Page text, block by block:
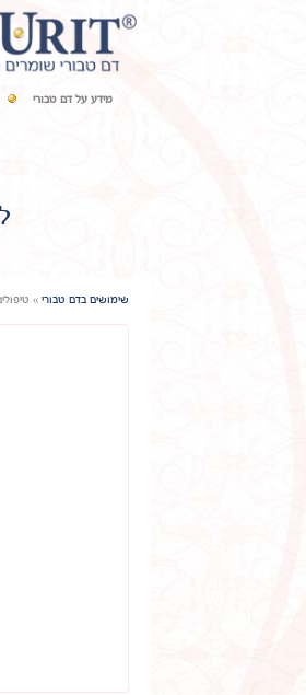
מידע על דם טבורי
שימושים בדם טבורי »